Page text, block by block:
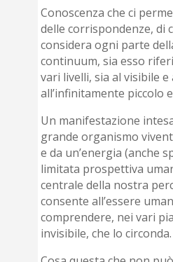
Conoscenza che ci
delle corrispondenze, di
considera ogni parte
continuum, sia esso
vari livelli, sia al visibile e
all’infinitamente piccolo
Un manifestazione
grande organismo
e da un’energia (anche
limitata prospettiva
centrale della nostra
consente all’essere
comprendere, nei vari
invisibile, che lo circonda.